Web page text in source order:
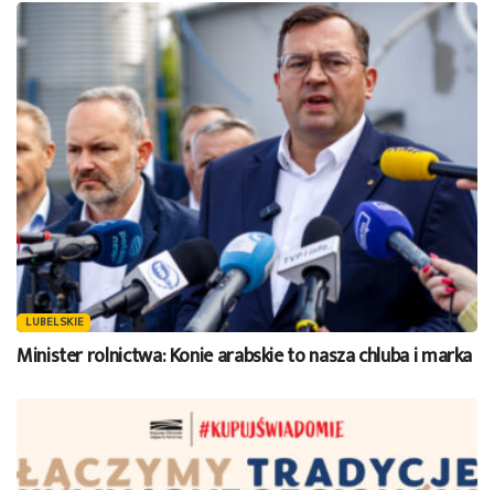
LUBELSKIE
Minister rolnictwa: Konie arabskie to nasza chluba i marka